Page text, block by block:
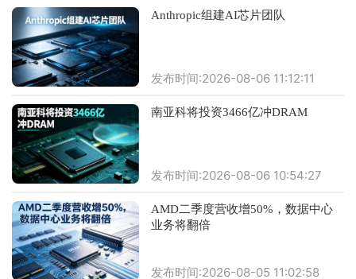
Anthropic组建AI芯片团队
发布时间:2026-08-06 11:12:11
南亚科将投资3466亿冲DRAM
发布时间:2026-08-06 10:54:27
AMD二季度营收增50%，数据中心
业务将翻倍
发布时间:2026-08-05 11:02:58